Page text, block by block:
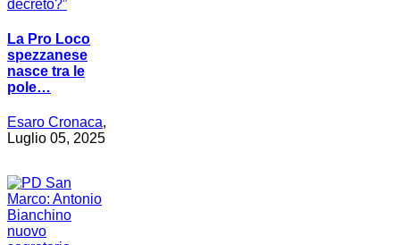
La Pro Loco
spezzanese
nasce tra le
pole…
Esaro Cronaca,
Luglio 05, 2025